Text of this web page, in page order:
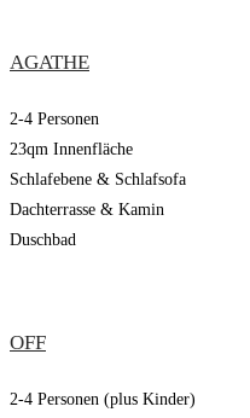
AGATHE
2-4 Personen
23qm Innenfläche
Schlafebene & Schlafsofa
Dachterrasse & Kamin
Duschbad
OFF
2-4 Personen (plus Kinder)